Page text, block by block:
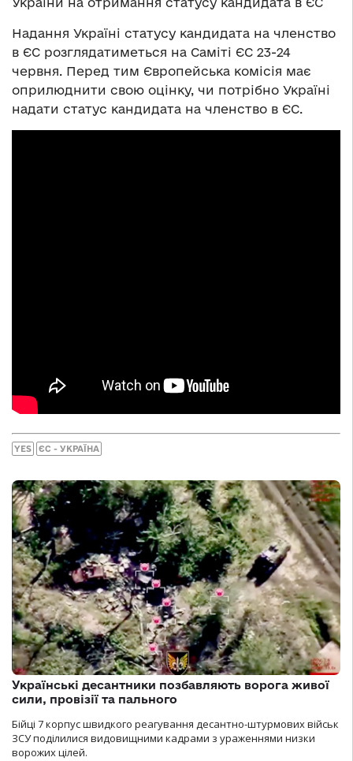
Надання Україні статусу кандидата на членство
в ЄС розглядатиметься на Саміті ЄС 23-24
червня. Перед тим Європейська комісія має
оприлюднити свою оцінку, чи потрібно Україні
надати статус кандидата на членство в ЄС.
YES ЄС - УКРАЇНА
Українські десантники позбавляють ворога живої
сили, провізії та пального
Бійці 7 корпус швидкого реагування десантно-штурмових військ
ЗСУ поділилися видовищними кадрами з ураженнями низки
ворожих цілей.